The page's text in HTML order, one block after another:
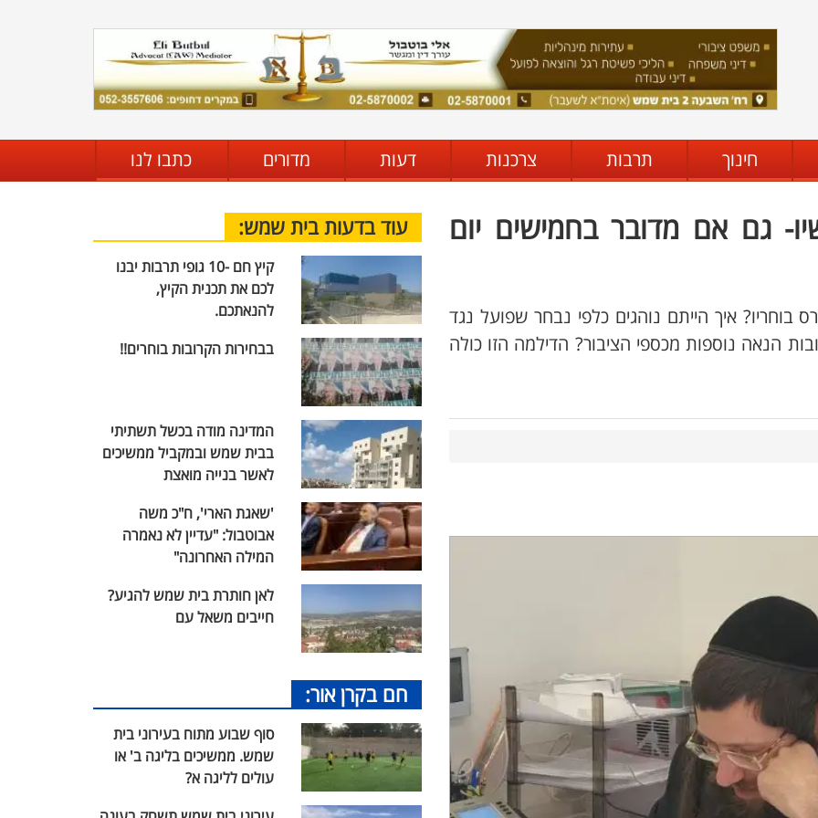
חינוך תרבות צרכנות דעות מדורים כתבו לנו
גם אם מדובר בחמישים יום
בוחריו? איך הייתם נוהגים כלפי נבחר שפועל נגד
הנאה נוספות מכספי הציבור? הדילמה הזו כולה
עוד בדעות בית שמש:
קיץ חם -10 גופי תרבות יבנו
לכם את תכנית הקיץ,
להנאתכם.
בבחירות הקרובות בוחרים!!
המדינה מודה בכשל תשתיתי
בבית שמש ובמקביל ממשיכים
לאשר בנייה מואצת
'שאגת הארי', ח"כ משה
אבוטבול: "עדיין לא נאמרה
המילה האחרונה"
לאן חותרת בית שמש להגיע?
חייבים משאל עם
חם בקרן אור:
סוף שבוע מתוח בעירוני בית
שמש. ממשיכים בליגה ב' או
עולים לליגה א?